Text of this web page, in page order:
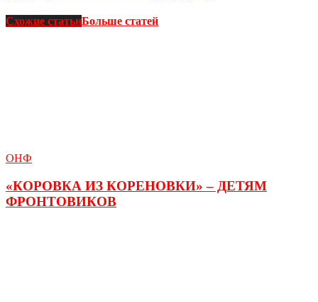
Схожие статьиБольше статей
ОНФ
«КОРОВКА ИЗ КОРЕНОВКИ» – ДЕТЯМ
ФРОНТОВИКОВ